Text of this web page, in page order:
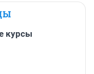
курсы